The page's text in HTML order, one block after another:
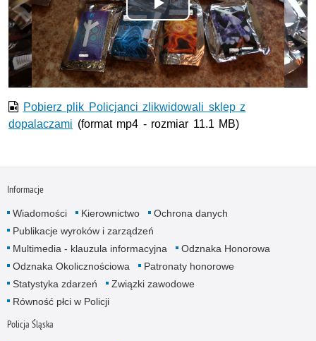
Odtwórz
wideo
Pobierz plik Policjanci zlikwidowali sklep z
dopalaczami (format mp4 - rozmiar 11.1 MB)
Informacje
Wiadomości Kierownictwo
Ochrona danych
Publikacje wyroków i zarządzeń
Multimedia - klauzula informacyjna
Odznaka Honorowa
Odznaka Okolicznościowa
Patronaty honorowe
Statystyka zdarzeń
Związki zawodowe
Równość płci w Policji
Policja Śląska